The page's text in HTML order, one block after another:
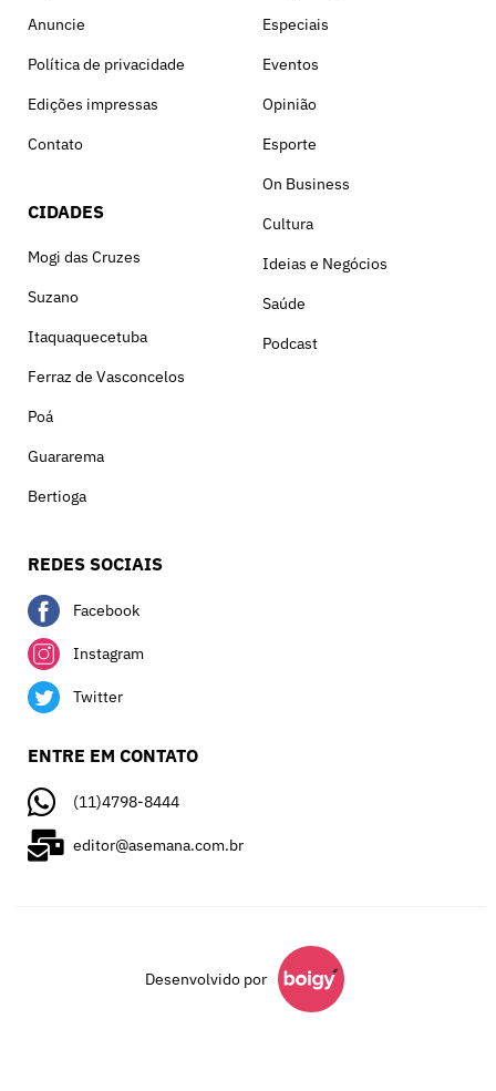
Anuncie
Política de privacidade
Edições impressas
Contato
CIDADES
Mogi das Cruzes
Suzano
Itaquaquecetuba
Ferraz de Vasconcelos
Poá
Guararema
Bertioga
Especiais
Eventos
Opinião
Esporte
On Business
Cultura
Ideias e Negócios
Saúde
Podcast
REDES SOCIAIS
Facebook
Instagram
Twitter
ENTRE EM CONTATO
(11)4798-8444
editor@asemana.com.br
Desenvolvido por